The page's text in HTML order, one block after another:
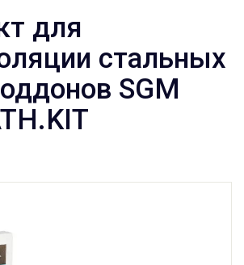
для
стальных
SGM